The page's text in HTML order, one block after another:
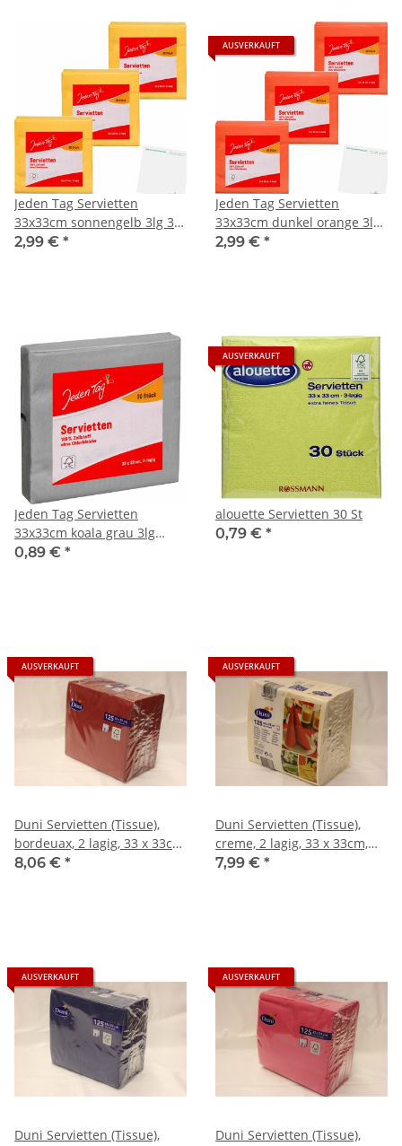
Jeden Tag Servietten
33x33cm sonnengelb 3lg 3er
Pack (3x30Stk) + usy Block
2,99 € *
AUSVERKAUFT
Jeden Tag Servietten
33x33cm dunkel orange 3lg
3er Pack (3x30Stk) + usy
2,99 € *
Jeden Tag Servietten
33x33cm koala grau 3lg
(30Stk)
0,89 € *
AUSVERKAUFT
alouette Servietten 30 St
0,79 € *
AUSVERKAUFT
Duni Servietten (Tissue),
bordeuax, 2 lagig, 33 x 33cm,
125 Stck.
8,06 € *
AUSVERKAUFT
Duni Servietten (Tissue),
creme, 2 lagig, 33 x 33cm,
125 Stck.
7,99 € *
AUSVERKAUFT
Duni Servietten (Tissue),
AUSVERKAUFT
Duni Servietten (Tissue),